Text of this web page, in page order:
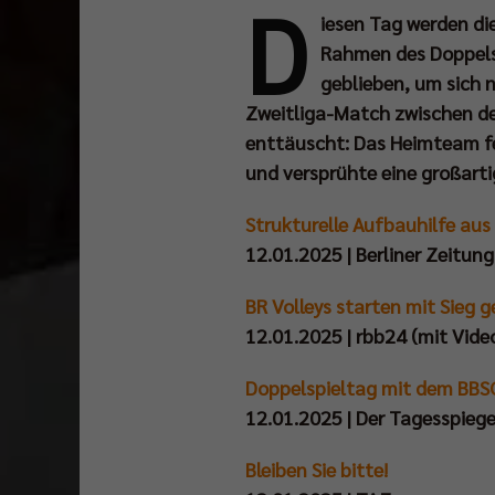
D iesen Tag werden
Rahmen des
geblieben, um sich
Zweitliga-Match zwischen
enttäuscht: Das Heimteam
und versprühte eine
Strukturelle Aufbauhilfe aus
12.01.2025 | Berliner Zeitung
BR Volleys starten mit Sieg
12.01.2025 | rbb24 (mit
Doppelspieltag mit dem
12.01.2025 | Der
Bleiben Sie bitte!